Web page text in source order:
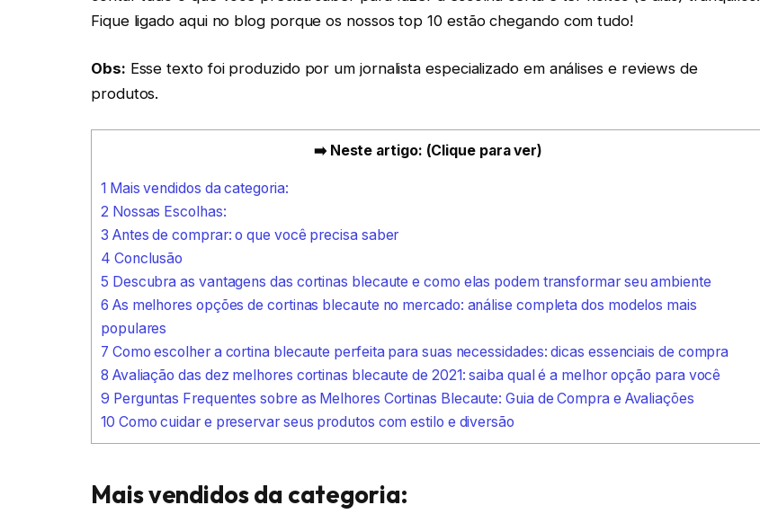
Fique ligado aqui no blog porque os nossos top 10 estão chegando com tudo!
Obs: Esse texto foi produzido por um jornalista especializado em análises e reviews de
produtos.
➡️ Neste artigo: (Clique para ver)
1 Mais vendidos da categoria:
2 Nossas Escolhas:
3 Antes de comprar: o que você precisa saber
4 Conclusão
5 Descubra as vantagens das cortinas blecaute e como elas podem transformar seu ambiente
6 As melhores opções de cortinas blecaute no mercado: análise completa dos modelos mais
populares
7 Como escolher a cortina blecaute perfeita para suas necessidades: dicas essenciais de compra
8 Avaliação das dez melhores cortinas blecaute de 2021: saiba qual é a melhor opção para você
9 Perguntas Frequentes sobre as Melhores Cortinas Blecaute: Guia de Compra e Avaliações
10 Como cuidar e preservar seus produtos com estilo e diversão
Mais vendidos da categoria: